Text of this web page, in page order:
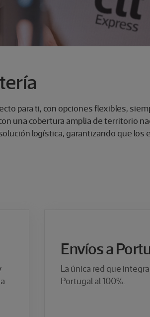
para ti, con opciones flexibles,
una cobertura amplia de territorio
logística, garantizando que los
Envíos a
La única red que
Portugal al 100%.